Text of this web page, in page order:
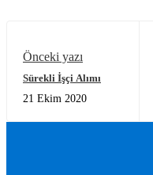
Önceki yazı
Sürekli İşçi Alımı
21 Ekim 2020